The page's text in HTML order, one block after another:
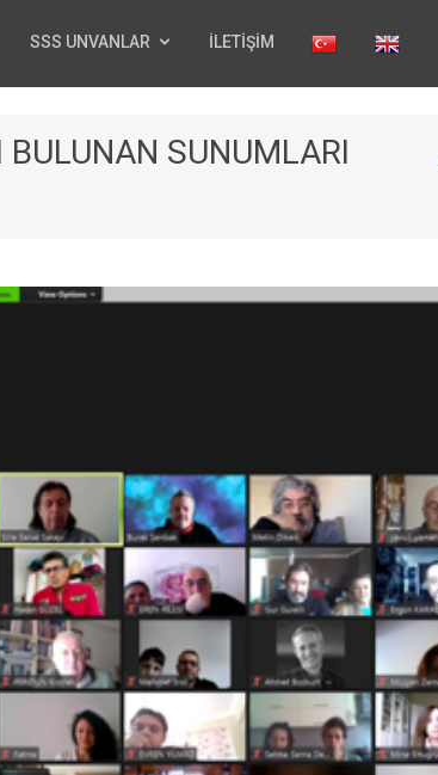
SSS UNVANLAR İLETİŞİM
SUNUMLARI